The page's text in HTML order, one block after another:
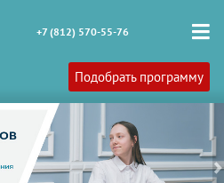
+7 (812) 570-55-76
Подобрать программу